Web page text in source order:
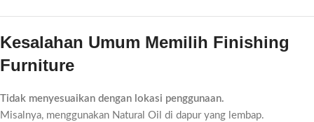
Kesalahan Umum Memilih Finishing
Furniture
Tidak menyesuaikan dengan lokasi penggunaan.
Misalnya, menggunakan Natural Oil di dapur yang lembap.